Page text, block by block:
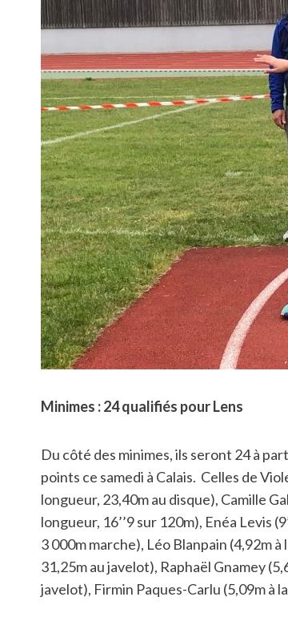
Minimes : 24 qualifiés pour Lens
Du côté des minimes, ils seront 24 à
points ce samedi à Calais. Celles de
longueur, 23,40m au disque), Camille
longueur, 16’’9 sur 120m), Enéa Levis
3 000m marche), Léo Blanpain (4,92m
31,25m au javelot), Raphaël Gnamey
javelot), Firmin Paques-Carlu (5,09m à